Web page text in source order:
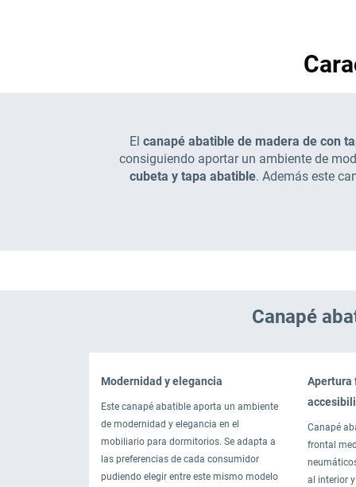
El canapé abatible de madera de con
consiguiendo aportar un ambiente de
cubeta y tapa abatible. Además este
Canapé
Modernidad y elegancia
Este canapé abatible aporta un ambiente
de modernidad y elegancia en el
mobiliario para dormitorios. Se adapta a
las preferencias de cada consumidor
pudiendo elegir entre este mismo modelo
Apertura
Canapé
frontal
al interior